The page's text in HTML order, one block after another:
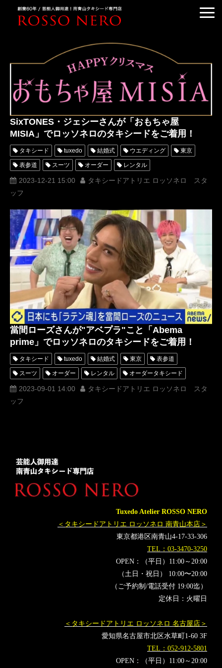
KIMONO DRESS
COLUMN &BLOG
ABOUT US
ACCESS
SixTONES・ジェシーさんが「おもちゃ屋
MISIA」でロッソネロのタキシードをご着用！
タキシード tuxedo 結婚式 ウエディング 東京
表参道 スーツ オーダー レンタル
オーダータキシード レンタルタキシード ロッソネロ
人気
名古屋 オーダータキシード東京 オーダータキシード名古屋
新郎衣装 レンタルタキシード東京
レンタルタキシード名古屋 横浜 ROSSONERO
タキシードオーダー東京 タキシードレンタル東京
タキシード靴 青山 クリスマス 神奈川
オーダータキシード横浜 レンタルタキシード横浜 EXIT
りんたろー おもちゃ屋MISIA SixTONES
ジェシー MISIA かねちー 山下達郎 ビビアンスー
クリスマスイブ 久保田利伸 Jesse
2023-12-21 15:00
タキシードアトリエ ロッソネロ スタ
ッフ
當間ローズさんが"アベプラ"こと「Abema
prime」でロッソネロのタキシードをご着用！
タキシード tuxedo 結婚式 東京 表参道
スーツ オーダー レンタル オーダータキシード
レンタルタキシード ロッソネロ 人気 横山宗生
MUNETAKAYOKOYAMA
ROSSONERO
タキシードレンタル東京
オーダータキシード横浜 レンタルタキシード横浜
ラテン魂
2023-09-01 14:00
タキシードアトリエ ロッソネロ スタ
ッフ
Tuxedo Atelier ROSSO NERO
＜タキシードアトリエ ロッソネロ 南青山本店＞
東京都港区南青山4-17-33-306
TEL：03-3470-3250
OPEN：（平日）11:00～20:00
（土日・祝日） 10:00〜20:00
（ご予約制/電話受付 19:00迄）
定休日：火曜日
＜タキシードアトリエ ロッソネロ 名古屋店＞
愛知県名古屋市北区水草町1-60 3F
TEL：052-912-5801
OPEN：（平日）11:00～20:00